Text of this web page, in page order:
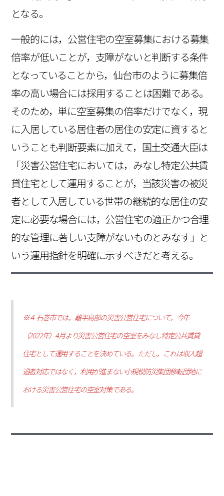
となる。
一般的には，公営住宅の空室募集における募集
倍率が低いことが，支障がないと判断する条件
となっていることから，仙台市のように募集倍
率の高い場合には採用することは困難である。
そのため，単に空室募集の倍率だけでなく，現
に入居している居住者の居住の安定に資すると
いうことも判断要素に加えて，国土交通大臣は
「災害公営住宅においては，みなし特定公共賃
貸住宅として運用することが，当該災害の被災
者として入居している世帯の継続的な居住の安
定に必要な場合には，公営住宅の適正かつ合理
的な管理に著しい支障がないものとみなす」と
いう運用指針を明確に示すべきだと考える。
※４ 石巻市では，離半島部の災害公営住宅について，今年
（2022年）4月より災害公営住宅の空室をみなし特定公共賃貸
住宅として運用することを決めている。ただし，これは収入超
過者対応ではなく，利用が進まない小規模防災集団移転団地に
おける災害公営住宅の空室対策である。